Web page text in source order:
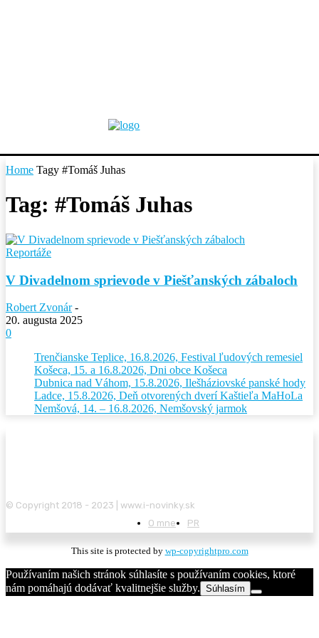
Home Tagy #Tomáš Juhas
Tag: #Tomáš Juhas
Reportáže
V Divadelnom sprievode v Piešťanských zábaloch
Robert Zvonár -
20. augusta 2025
0
Trenčianske Teplice, 16.8.2026, Festival ľudových remesiel
Košeca, 15. a 16.8.2026, Dni obce Košeca
Dubnica nad Váhom, 15.8.2026, Ilešháziovské panské hody
Ladce, 15.8.2026, Deň otvorených dverí Kaštieľa MaHoLa
Nemšová, 14. – 16.8.2026, Nemšovský jarmok
© Copyright 2018 - 2023 | www.i-novinky.sk
O mne
PR
This site is protected by wp-copyrightpro.com
Používaním našich stránok súhlasíte s používaním cookies, ktoré
nám pomáhajú dodávať kvalitnejšie služby. Súhlasím